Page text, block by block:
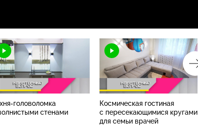
головоломка
стенами
Космическая гостиная
с пересекающимися кругами
для семьи врачей